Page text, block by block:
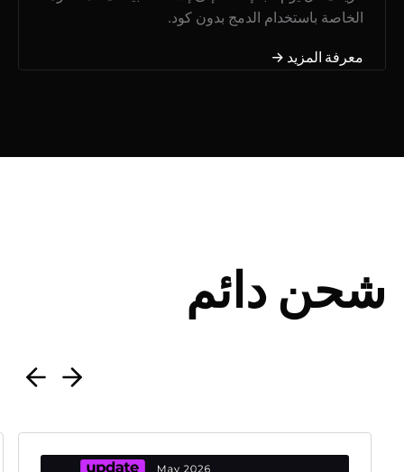
الخاصة باستخدام الدمج بدون كود.
معرفة المزيد →
شحن دائم